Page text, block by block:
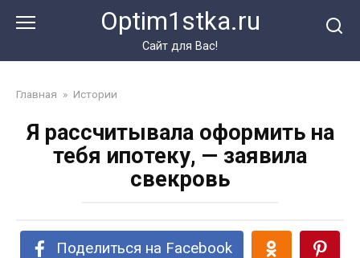
Optim1stka.ru
Сайт для Вас!
Главная » Истории
Я рассчитывала оформить на
тебя ипотеку, — заявила
свекровь
Поделиться на Facebook